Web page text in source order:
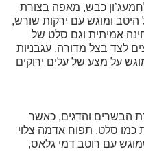
כבש, מאפה בצורת
ומוגש עם ירקות שורש,
אמיתית וגם סלט של
לצד בצל מדורה, עגבניות
על מצע של עלים ירוקים
הבשרים והדגים, כאשר
כמו סלט, תפוח אדמה צלוי
גרם סינטה שמוגש עם רוטב דמי גלאס,